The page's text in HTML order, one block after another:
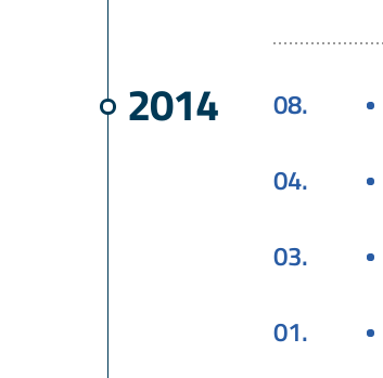
2014 08.
04.
03.
01.